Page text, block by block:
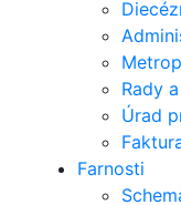
Rady
Úrad
Farnosti